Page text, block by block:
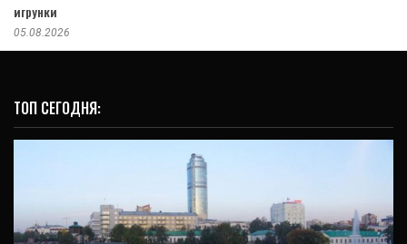
игрунки
05.08.2026
ТОП СЕГОДНЯ: